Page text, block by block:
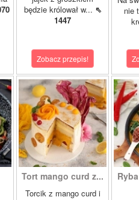
będzie królował w... ⇖
1447
Zobacz przepis!
nie
Tort mango curd z...
Torcik z mango curd i